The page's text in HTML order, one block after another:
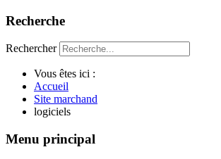
Recherche
Rechercher
Vous êtes ici :
Accueil
Site marchand
logiciels
Menu principal